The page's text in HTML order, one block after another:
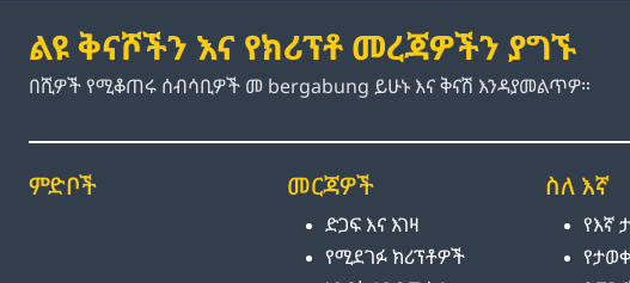
ልዩ ቅናሾችን እና የክሪፕቶ መረጃዎችን ያግኙ
በሺዎች የሚቆጠሩ ሰብሳቢዎች መ bergabung ይሁኑ እና ቅናሽ እንዳያመልጥዎ።
ምድቦች መርጃዎች
ድጋፍ እና እገዛ
የሚደገፉ ክሪፕቶዎች
ስለ እኛ
የእኛ